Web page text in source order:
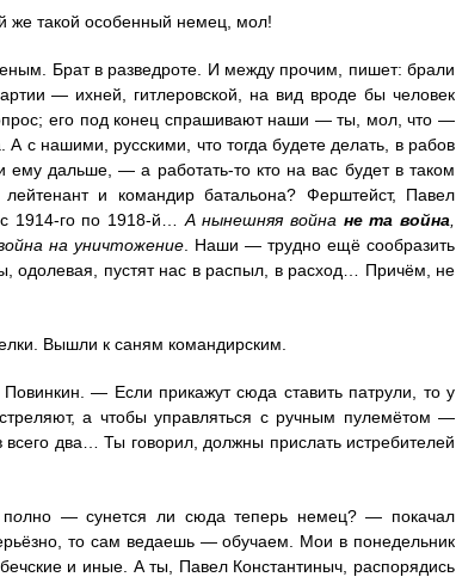
же такой особенный немец, мол!
Брат в разведроте. И между прочим, пишет: брали
— ихней, гитлеровской, на вид вроде бы человек
его под конец спрашивают наши — ты, мол, что —
с нашими, русскими, что тогда будете делать, в рабов
ему дальше, — а работать-то кто на вас будет в таком
и командир батальона? Ферштейст, Павел
1914-го по 1918-й… А нынешняя война не та война
на уничтожение. Наши — трудно ещё сообразить
одолевая, пустят нас в распыл, в расход… Причём, не
Вышли к саням командирским.
— Если прикажут сюда ставить патрули, то у
а чтобы управляться с ручным пулемётом —
два… Ты говорил, должны прислать истребителей
олно — сунется ли сюда теперь немец? — покачал
то сам ведаешь — обучаем. Мои в понедельник
и иные. А ты, Павел Константиныч, распорядись